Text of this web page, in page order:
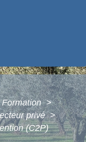
Formation>
privé>
(C2P)